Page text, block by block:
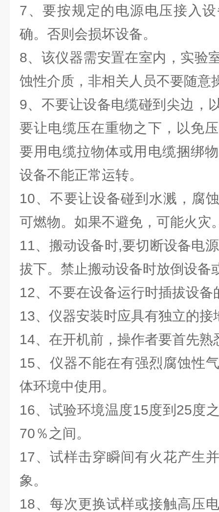
7、要按规定的电源电压接入
确。否则会损坏设备。
8、该仪器需安置在室内，实验
蚀性介质，非相关人员不要随意
9、不要让设备电缆碰到尖边，
要让电缆压在重物之下，以免
要用电缆拉物体或用电缆捆绑
设备不能正常运转。
10、不要让设备碰到水溅，腐
可燃物。如果不避免，可能火灾
11、搬动设备时,要切断设备电
拔下。禁止搬动设备时放倒设备
12、不要在设备运行时插拔设备
13、仪器安装时应具有独立的接
14、在开机前，操作者要首先熟
15、仪器不能在有强烈腐蚀性
体环境中使用。
16、试验环境温度15度到25度
70％之间。
17、试样击穿瞬间有火花产生
象。
18、每次更换试样或接触高压